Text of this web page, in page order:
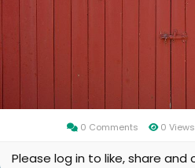
0 Comments 0 Views
Please log in to like, share